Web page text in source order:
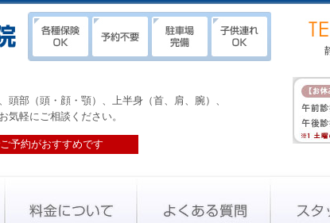
部（頭・顔・顎）、上半身（首、肩、腕）、
気軽にご相談ください。
予約がおすすめです